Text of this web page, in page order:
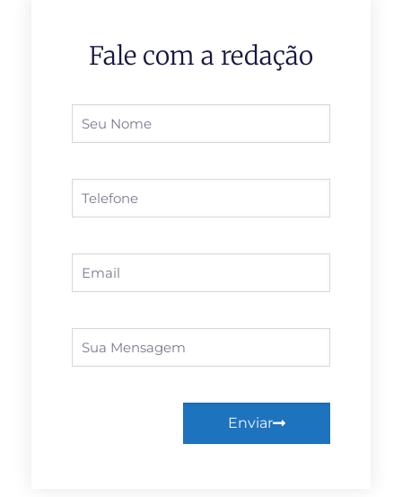
Fale com a redação
Enviar